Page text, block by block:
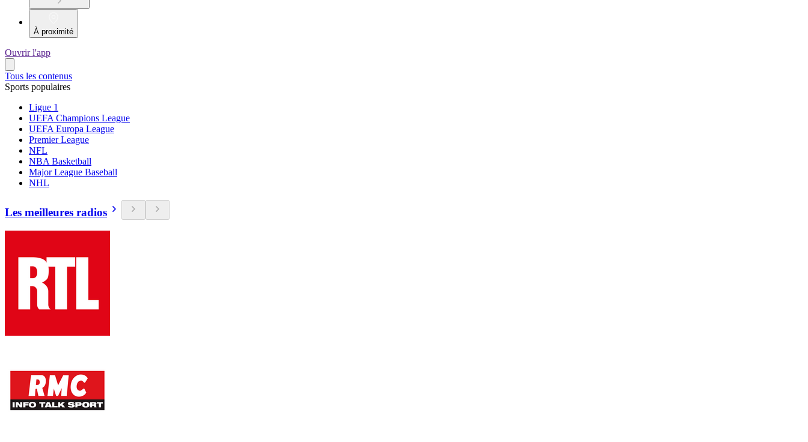
À proximité
Ouvrir l'app
Tous les contenus
Sports populaires
Ligue 1
UEFA Champions League
UEFA Europa League
Premier League
NFL
NBA Basketball
Major League Baseball
NHL
Les meilleures radios